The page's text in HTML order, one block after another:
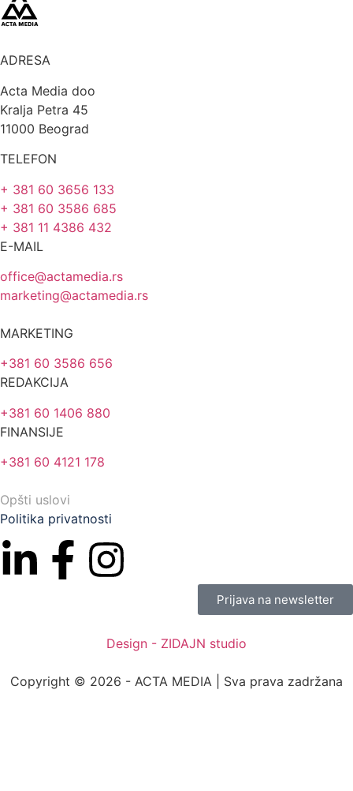
ADRESA
Acta Media doo
Kralja Petra 45
11000 Beograd
TELEFON
+ 381 60 3656 133
+ 381 60 3586 685
+ 381 11 4386 432
E-MAIL
office@actamedia.rs
marketing@actamedia.rs
MARKETING
+381 60 3586 656
REDAKCIJA
+381 60 1406 880
FINANSIJE
+381 60 4121 178
Opšti uslovi
Politika privatnosti
Prijava na newsletter
Design - ZIDAJN studio
Copyright © 2026 - ACTA MEDIA | Sva prava zadržana